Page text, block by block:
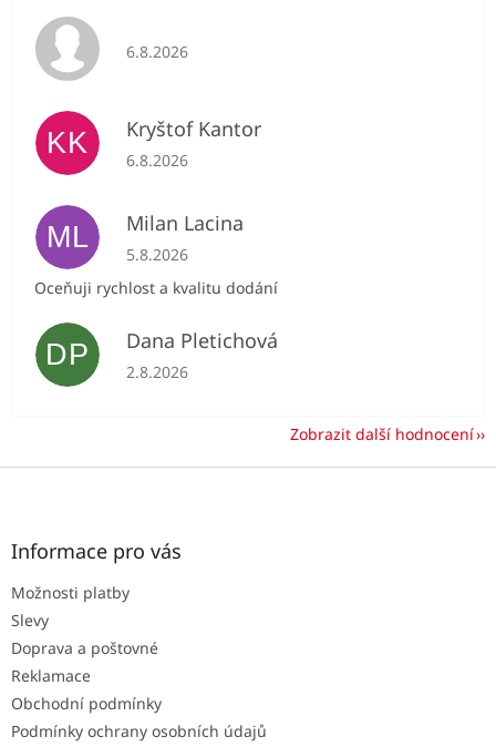
Hodnocení obchodu je 5 z 5 hvězdiček.
6.8.2026
KK Kryštof Kantor
Hodnocení obchodu je 5 z 5 hvězdiček.
6.8.2026
ML Milan Lacina
Hodnocení obchodu je 5 z 5 hvězdiček.
5.8.2026
Oceňuji rychlost a kvalitu dodání
DP Dana Pletichová
Hodnocení obchodu je 5 z 5 hvězdiček.
2.8.2026
Zobrazit další hodnocení
Z
Informace pro vás
Možnosti platby
Slevy
Doprava a poštovné
Reklamace
Obchodní podmínky
Podmínky ochrany osobních údajů